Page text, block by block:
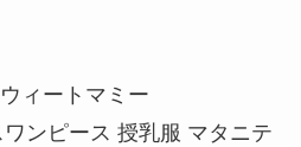
ィートマミー
ンピース 授乳服 マタニテ